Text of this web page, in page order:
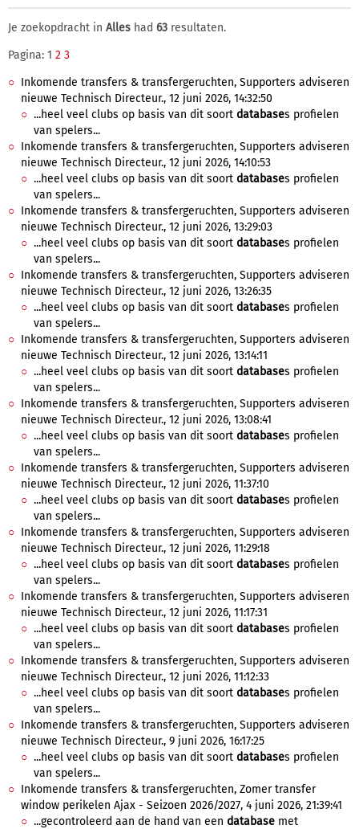
Je zoekopdracht in Alles had 63 resultaten.
Pagina: 1 2 3
Inkomende transfers & transfergeruchten, Supporters adviseren
nieuwe Technisch Directeur., 12 juni 2026, 14:32:50
...heel veel clubs op basis van dit soort databases profielen
van spelers...
Inkomende transfers & transfergeruchten, Supporters adviseren
nieuwe Technisch Directeur., 12 juni 2026, 14:10:53
...heel veel clubs op basis van dit soort databases profielen
van spelers...
Inkomende transfers & transfergeruchten, Supporters adviseren
nieuwe Technisch Directeur., 12 juni 2026, 13:29:03
...heel veel clubs op basis van dit soort databases profielen
van spelers...
Inkomende transfers & transfergeruchten, Supporters adviseren
nieuwe Technisch Directeur., 12 juni 2026, 13:26:35
...heel veel clubs op basis van dit soort databases profielen
van spelers...
Inkomende transfers & transfergeruchten, Supporters adviseren
nieuwe Technisch Directeur., 12 juni 2026, 13:14:11
...heel veel clubs op basis van dit soort databases profielen
van spelers...
Inkomende transfers & transfergeruchten, Supporters adviseren
nieuwe Technisch Directeur., 12 juni 2026, 13:08:41
...heel veel clubs op basis van dit soort databases profielen
van spelers...
Inkomende transfers & transfergeruchten, Supporters adviseren
nieuwe Technisch Directeur., 12 juni 2026, 11:37:10
...heel veel clubs op basis van dit soort databases profielen
van spelers...
Inkomende transfers & transfergeruchten, Supporters adviseren
nieuwe Technisch Directeur., 12 juni 2026, 11:29:18
...heel veel clubs op basis van dit soort databases profielen
van spelers...
Inkomende transfers & transfergeruchten, Supporters adviseren
nieuwe Technisch Directeur., 12 juni 2026, 11:17:31
...heel veel clubs op basis van dit soort databases profielen
van spelers...
Inkomende transfers & transfergeruchten, Supporters adviseren
nieuwe Technisch Directeur., 12 juni 2026, 11:12:33
...heel veel clubs op basis van dit soort databases profielen
van spelers...
Inkomende transfers & transfergeruchten, Supporters adviseren
nieuwe Technisch Directeur., 9 juni 2026, 16:17:25
...heel veel clubs op basis van dit soort databases profielen
van spelers...
Inkomende transfers & transfergeruchten, Zomer transfer
window perikelen Ajax - Seizoen 2026/2027, 4 juni 2026, 21:39:41
...gecontroleerd aan de hand van een database met